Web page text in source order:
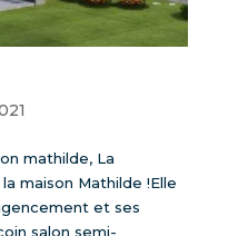
mathilde, La
maison Mathilde !Elle
et ses
salon semi-